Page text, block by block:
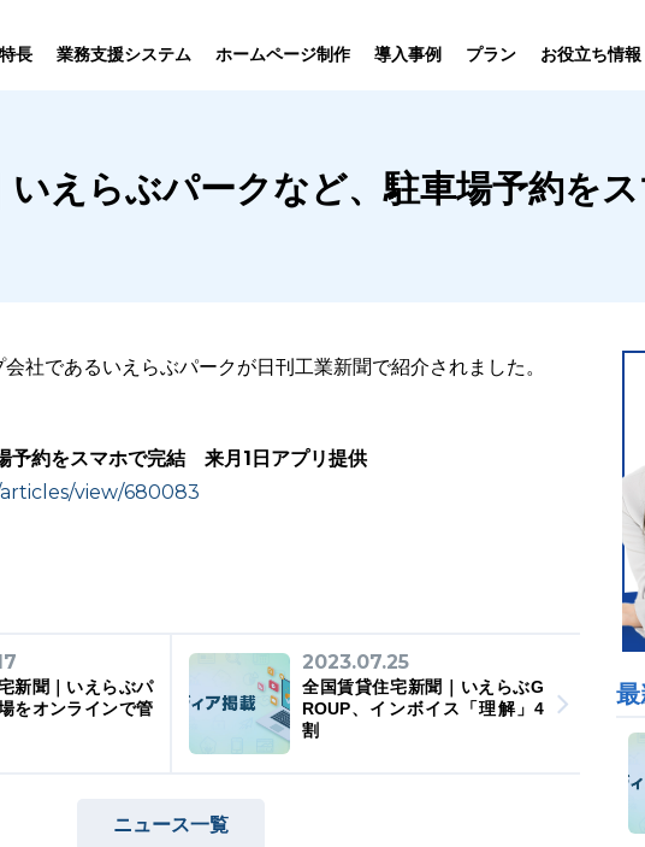
特長 業務支援システム
業務向け機能 業務向け機能
賃貸管理
業務向け機
ホームページ制作
。
制作について
制作の流れ
導入事例
。
ユーザーインタビュー
プラン お役立ち情報
る
ニュース一覧 お役立ちブログ
いえらぶパークなど、駐車場予約を
社であるいえらぶパークが日刊工業新聞で紹介されました。
予約をスマホで完結 来月1日アプリ提供
view/680083
新聞｜いえらぶパ
をオンラインで管
2023.07.25
全国賃貸住宅新聞｜いえらぶG
ROUP、インボイス「理解」4
割
ニュース一覧